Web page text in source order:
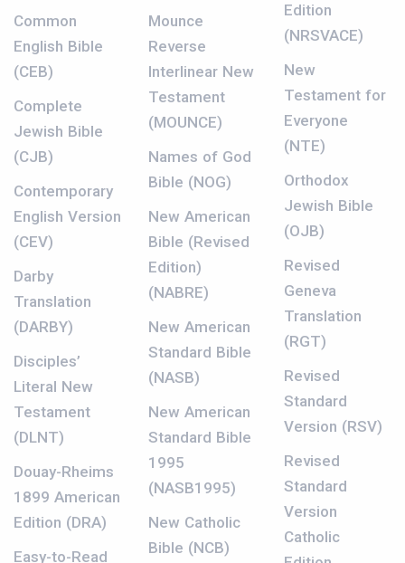
Common
English Bible
(CEB)
Complete
Jewish Bible
(CJB)
Contemporary
English Version
(CEV)
Darby
Translation
(DARBY)
Disciples’
Literal New
Testament
(DLNT)
Douay-Rheims
1899 American
Edition (DRA)
Easy-to-Read
Mounce
Reverse
Interlinear New
Testament
(MOUNCE)
Names of God
Bible (NOG)
New American
Bible (Revised
Edition)
(NABRE)
New American
Standard Bible
(NASB)
New American
Standard Bible
1995
(NASB1995)
New Catholic
Bible (NCB)
Edition
(NRSVACE)
New
Testament for
Everyone
(NTE)
Orthodox
Jewish Bible
(OJB)
Revised
Geneva
Translation
(RGT)
Revised
Standard
Version (RSV)
Revised
Standard
Version
Catholic